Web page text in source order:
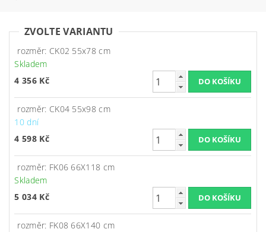
ZVOLTE VARIANTU
rozměr: CK02 55x78 cm
Skladem
4 356 Kč
rozměr: CK04 55x98 cm
10 dní
4 598 Kč
rozměr: FK06 66X118 cm
Skladem
5 034 Kč
rozměr: FK08 66X140 cm